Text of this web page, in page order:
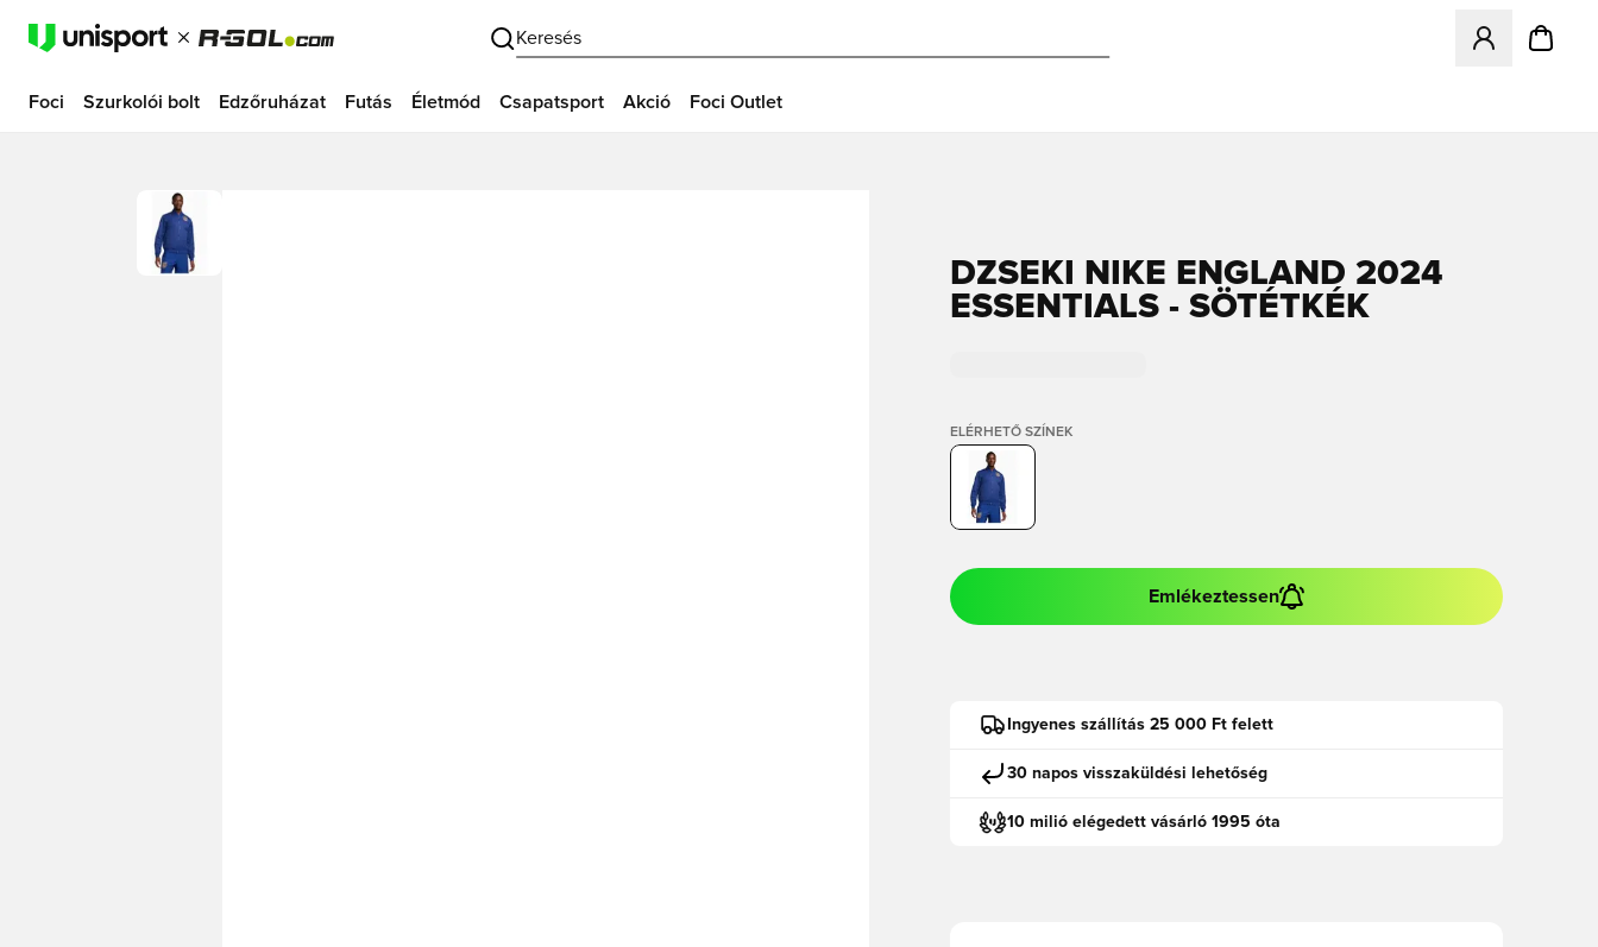
Keresés
Megnyit egy
Foci Szurkolói bolt Edzőruházat Futás Életmód Csapatsport Akció Foci Outlet
DZSEKI NIKE ENGLAND 2024
ESSENTIALS - SÖTÉTKÉK
ELÉRHETŐ SZÍNEK
Emlékeztessen
Ingyenes szállítás 25 000 Ft felett
30 napos visszaküldési lehetőség
10 milió elégedett vásárló 1995 óta